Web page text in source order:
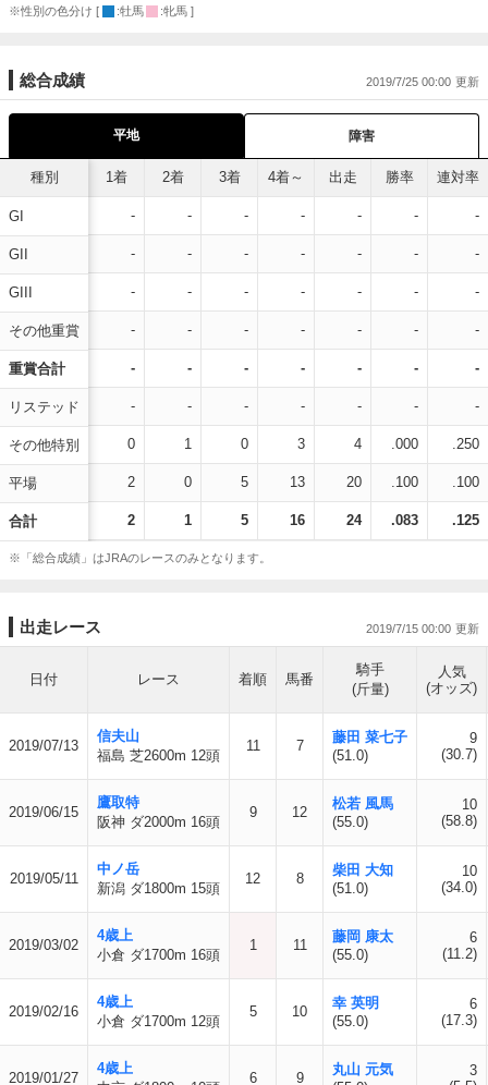
※性別の色分け [ :牡馬 :牝馬 ]
総合成績 2019/7/25 00:00
平地 障害
種別
GI
GII
GIII
その他重賞
重賞合計
リステッド
その他特別
平場
合計
1着 2着 3着 4着～ 出走 勝率 連対率
- - - - - - -
- - - - - - -
- - - - - - -
- - - - - - -
- - - - - - -
- - - - - - -
0 1 0 3 4 .000 .250
2 0 5 13 20 .100 .100
2 1 5 16 24 .083 .125
※「総合成績」はJRAのレースのみとなります。
出走レース 2019/7/15 00:00
日付 レース 着順 馬番
騎手
(斤量)
人気
(オッズ)
2019/07/13
信夫山
福島 芝2600m 12頭
11 7
藤田 菜七子
(51.0)
9
(30.7)
2019/06/15
鷹取特
阪神 ダ2000m 16頭
9 12
松若 風馬
(55.0)
10
(58.8)
2019/05/11
中ノ岳
新潟 ダ1800m 15頭
12 8
柴田 大知
(51.0)
10
(34.0)
2019/03/02
4歳上
小倉 ダ1700m 16頭
1 11
藤岡 康太
(55.0)
6
(11.2)
2019/02/16
4歳上
小倉 ダ1700m 12頭
5 10
幸 英明
(55.0)
6
(17.3)
2019/01/27
4歳上
6 9
丸山 元気
3